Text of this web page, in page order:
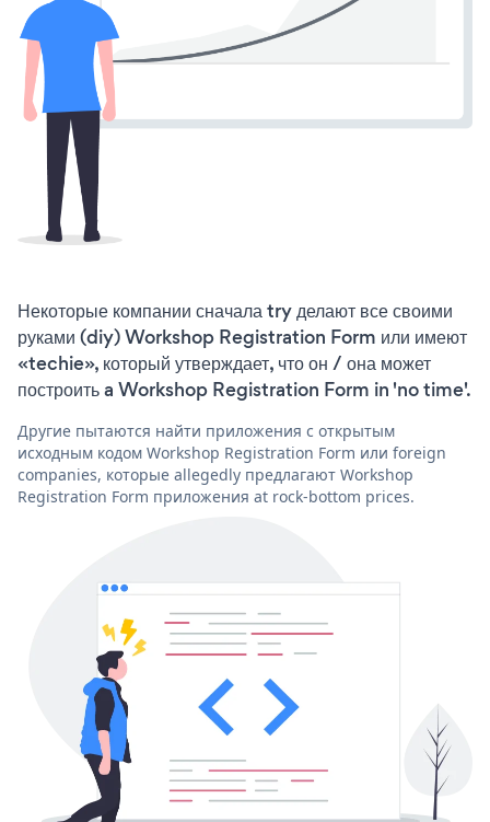
Некоторые компании сначала try делают все своими
руками (diy) Workshop Registration Form или имеют
«techie», который утверждает, что он / она может
построить a Workshop Registration Form in 'no time'.
Другие пытаются найти приложения с открытым
исходным кодом Workshop Registration Form или foreign
companies, которые allegedly предлагают Workshop
Registration Form приложения at rock-bottom prices.